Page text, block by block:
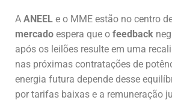
A ANEEL e o MME estão no centro
mercado espera que o feedback
após os leilões resulte em uma
nas próximas contratações de
energia futura depende desse
por tarifas baixas e a remuneração